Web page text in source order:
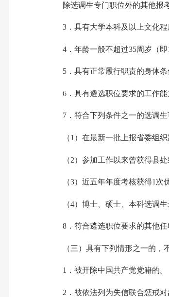
除选调生专门职位外的其他报考
3．具有大学本科及以上文化程
4．年龄一般不超过35周岁（即
5．具有正常履行职责的身体条
6．具有遴选职位要求的工作能
7．符合下列条件之一的选调生
（1）在最新一批上报省委组织
（2）参加工作以来曾获得县处
（3）近五年年度考核获得1次
（4）博士、硕士、本科选调生
8．符合遴选职位要求的其他任
（三）具有下列情形之一的，
1．被开除中国共产党党籍的。
2．被依法列为失信联合惩戒对